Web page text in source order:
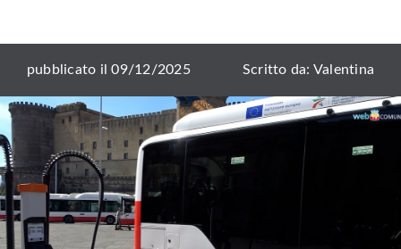
pubblicato il 09/12/2025 Scritto da: Valentina